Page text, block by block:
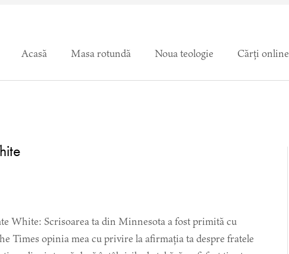
Acasă Masa rotundă Noua teologie Cărți online
White: Scrisoarea ta din Minnesota a fost primită cu
Times opinia mea cu privire la afirmația ta despre fratele